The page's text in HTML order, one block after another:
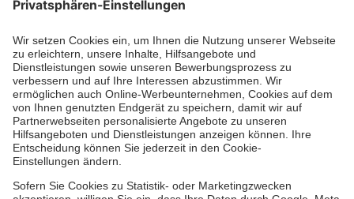
Aus- & Fortbildungen
Erste-Hilfe-Kurse
Jobs & Ehrenamt
Freiwilligendienst